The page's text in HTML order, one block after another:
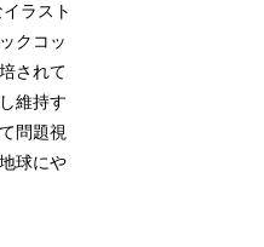
ラスト
クコッ
されて
維持す
問題視
球にや